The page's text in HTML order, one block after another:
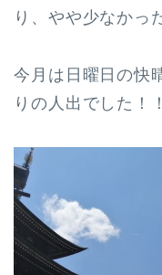
り、やや少なかっ
今月は日曜日の快
りの人出でした！！